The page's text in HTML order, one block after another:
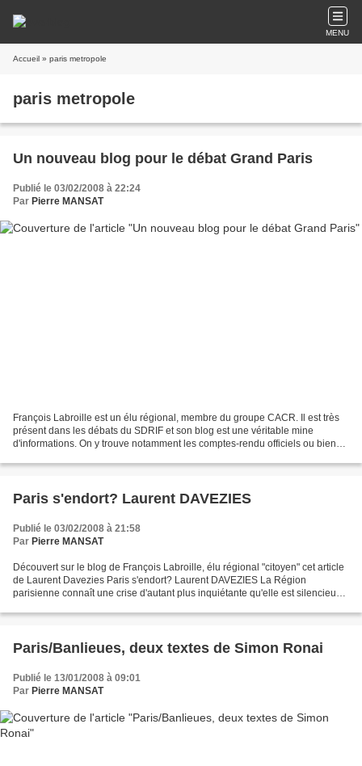
MENU
Accueil » paris metropole
paris metropole
Un nouveau blog pour le débat Grand Paris
Publié le 03/02/2008 à 22:24
Par Pierre MANSAT
François Labroille est un élu régional, membre du groupe CACR. Il est très
présent dans les débats du SDRIF et son blog est une véritable mine
d'informations. On y trouve notamment les comptes-rendu officiels ou bien
Paris s'endort? Laurent DAVEZIES
Publié le 03/02/2008 à 21:58
Par Pierre MANSAT
Découvert sur le blog de François Labroille, élu régional "citoyen" cet article
de Laurent Davezies Paris s'endort? Laurent DAVEZIES La Région
parisienne connaît une crise d'autant plus inquiétante qu'elle est silencieuse.
Paris/Banlieues, deux textes de Simon Ronai
Publié le 13/01/2008 à 09:01
Par Pierre MANSAT